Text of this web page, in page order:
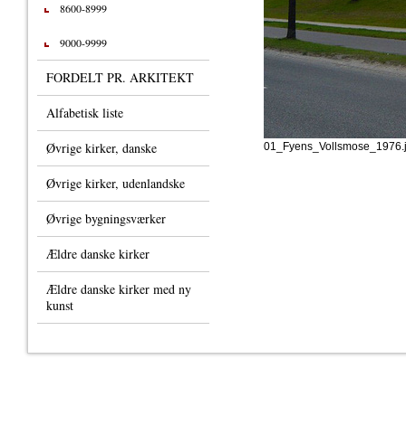
8600-8999
9000-9999
FORDELT PR. ARKITEKT
Alfabetisk liste
Øvrige kirker, danske
Øvrige kirker, udenlandske
Øvrige bygningsværker
Ældre danske kirker
Ældre danske kirker med ny
kunst